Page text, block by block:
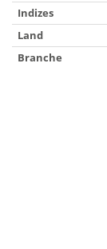
Indizes
Land
Branche